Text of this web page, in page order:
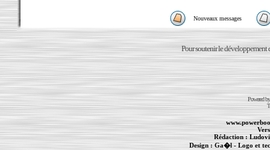
Nouveaux messages
Pour soutenir le développement
Powered
Rédaction :
Design : Ga�l- Logo et